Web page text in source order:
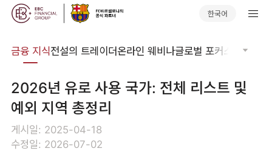
한국어
금융 지식전설의 트레이더온라인 웨비나글로벌 포커스 기술적
2026년 유로 사용 국가: 전체 리스트 및
예외 지역 총정리
게시일: 2025-04-18
수정일: 2026-07-02